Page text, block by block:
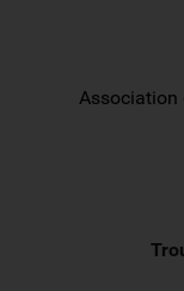
Association